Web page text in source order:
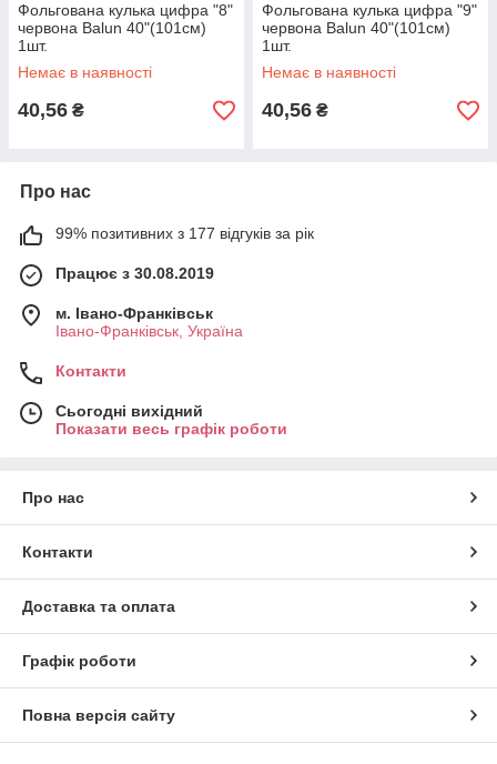
Фольгована кулька цифра "8"
червона Balun 40"(101см)
1шт.
Немає в наявності
40,56 ₴
Фольгована кулька цифра "9"
червона Balun 40"(101см)
1шт.
Немає в наявності
40,56 ₴
Про нас
99% позитивних з 177 відгуків за рік
Працює з 30.08.2019
м. Івано-Франківськ
Івано-Франківськ, Україна
Контакти
Сьогодні вихідний
Показати весь графік роботи
Про нас
Контакти
Доставка та оплата
Графік роботи
Повна версія сайту